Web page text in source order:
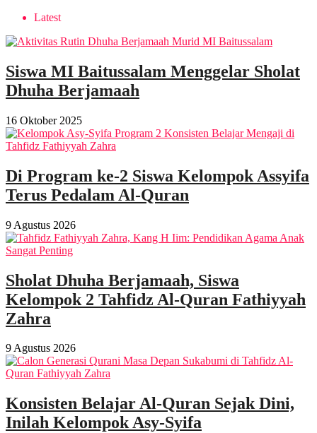
Latest
Siswa MI Baitussalam Menggelar Sholat
Dhuha Berjamaah
16 Oktober 2025
Di Program ke-2 Siswa Kelompok Assyifa
Terus Pedalam Al-Quran
9 Agustus 2026
Sholat Dhuha Berjamaah, Siswa
Kelompok 2 Tahfidz Al-Quran Fathiyyah
Zahra
9 Agustus 2026
Konsisten Belajar Al-Quran Sejak Dini,
Inilah Kelompok Asy-Syifa